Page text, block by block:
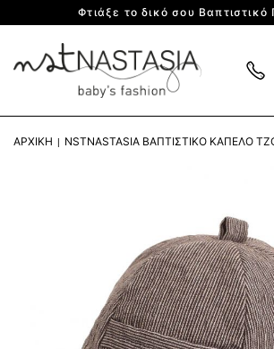
Φτιάξε το δικό σου Βαπτιστικό
ΑΡΧΙΚΉ NSTNASTASIA ΒΑΠΤΙΣΤΙΚΌ KΑΠΈΛΟ